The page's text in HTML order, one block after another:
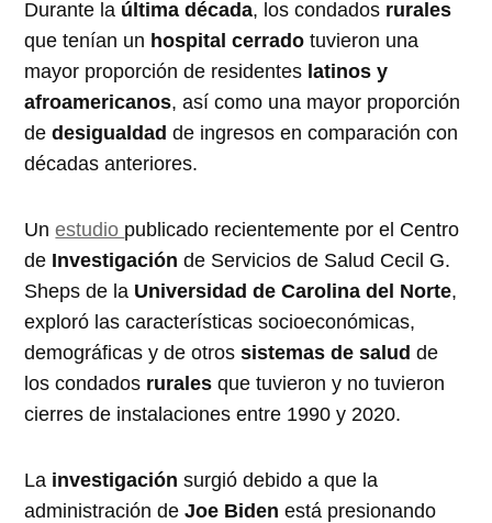
Durante la última década, los condados rurales
que tenían un hospital cerrado tuvieron una
mayor proporción de residentes latinos y
afroamericanos, así como una mayor proporción
dedesigualdadde ingresos en comparación con
décadas anteriores.
Unestudio publicado recientemente por el Centro
de Investigaciónde Servicios de Salud Cecil G.
Sheps de la Universidad de Carolina del Norte,
exploró las características socioeconómicas,
demográficas y de otrossistemas de salud de
los condados ruralesque tuvieron y no tuvieron
cierres de instalaciones entre 1990 y 2020.
La investigación surgió debido a que la
administración deJoe Biden está presionando